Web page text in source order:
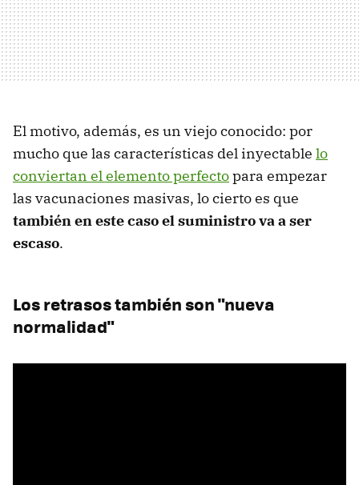
El motivo, además, es un viejo conocido: por
mucho que las características del inyectable lo
conviertan el elemento perfectopara empezar
las vacunaciones masivas, lo cierto es que
también en este caso el suministro va a ser
escaso.
Los retrasos también son "nueva
normalidad"